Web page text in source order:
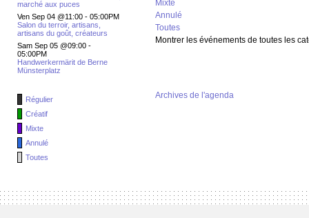
marché aux puces
Ven Sep 04 @11:00 - 05:00PM
Salon du terroir, artisans,
artisans du goût, créateurs
Sam Sep 05 @09:00 -
05:00PM
Handwerkermärit de Berne
Münsterplatz
Régulier
Créatif
Mixte
Annulé
Toutes
Mixte
Annulé
Toutes
Montrer les événements de toutes les
Archives de l'agenda